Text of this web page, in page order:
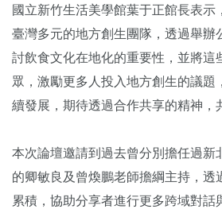
國立新竹生活美學館葉于正館長表示
臺灣多元的地方創生團隊，透過舉辦
討飲食文化在地化的重要性，並將這
眾，激勵更多人投入地方創生的議題
續發展，期待透過合作共享的精神，
本次論壇邀請到過去曾分別擔任過新
的卿敏良及曾煥鵬老師擔綱主持，透
累積，協助分享者進行更多跨域對話